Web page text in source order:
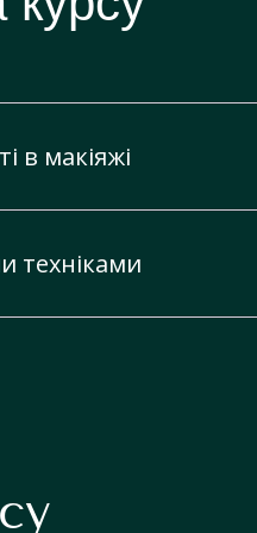
в макіяжі
візажист" - навчитися
техніками